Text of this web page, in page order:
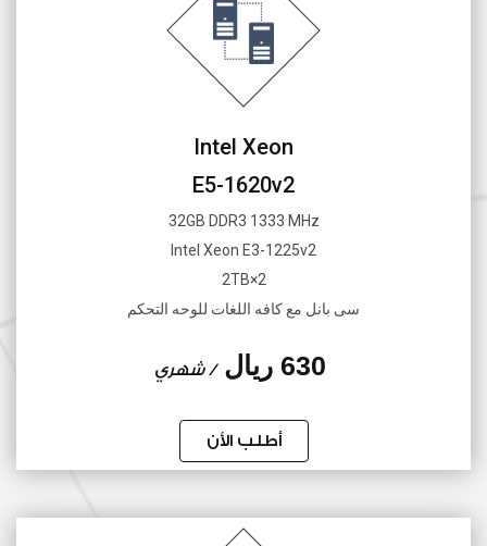
Intel Xeon
E5-1620v2
32GB DDR3 1333 MHz
Intel Xeon E3-1225v2
2×2TB
سى بانل مع كافه اللغات للوحه التحكم
630 ريال / شهري
أطلب الأن